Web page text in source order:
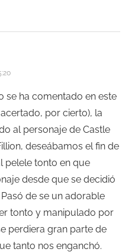
se ha comentado en este
por cierto), la
al personaje de Castle
deseábamos el fin de
pelele tonto en que
desde que se decidió
de se un adorable
tonto y manipulado por
perdiera gran parte de
tanto nos enganchó.